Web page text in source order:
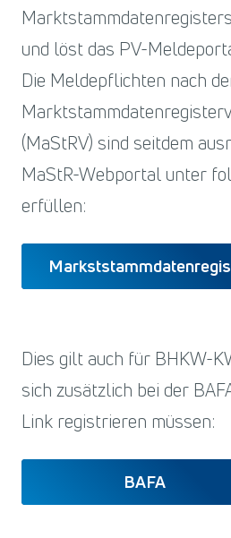
und löst das PV-
Die Meldepflichten nach
(MaStRV) sind seitdem
MaStR-Webportal unter
erfüllen:
Dies gilt auch für BHKW-
sich zusätzlich bei der
Link registrieren müssen:
BAFA